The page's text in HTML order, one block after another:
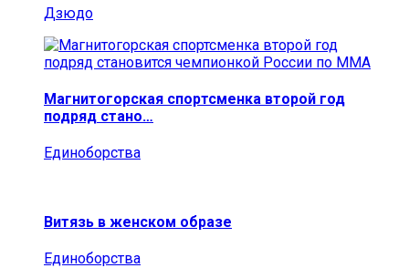
Дзюдо
Магнитогорская спортсменка второй год
подряд стано…
Единоборства
Витязь в женском образе
Единоборства